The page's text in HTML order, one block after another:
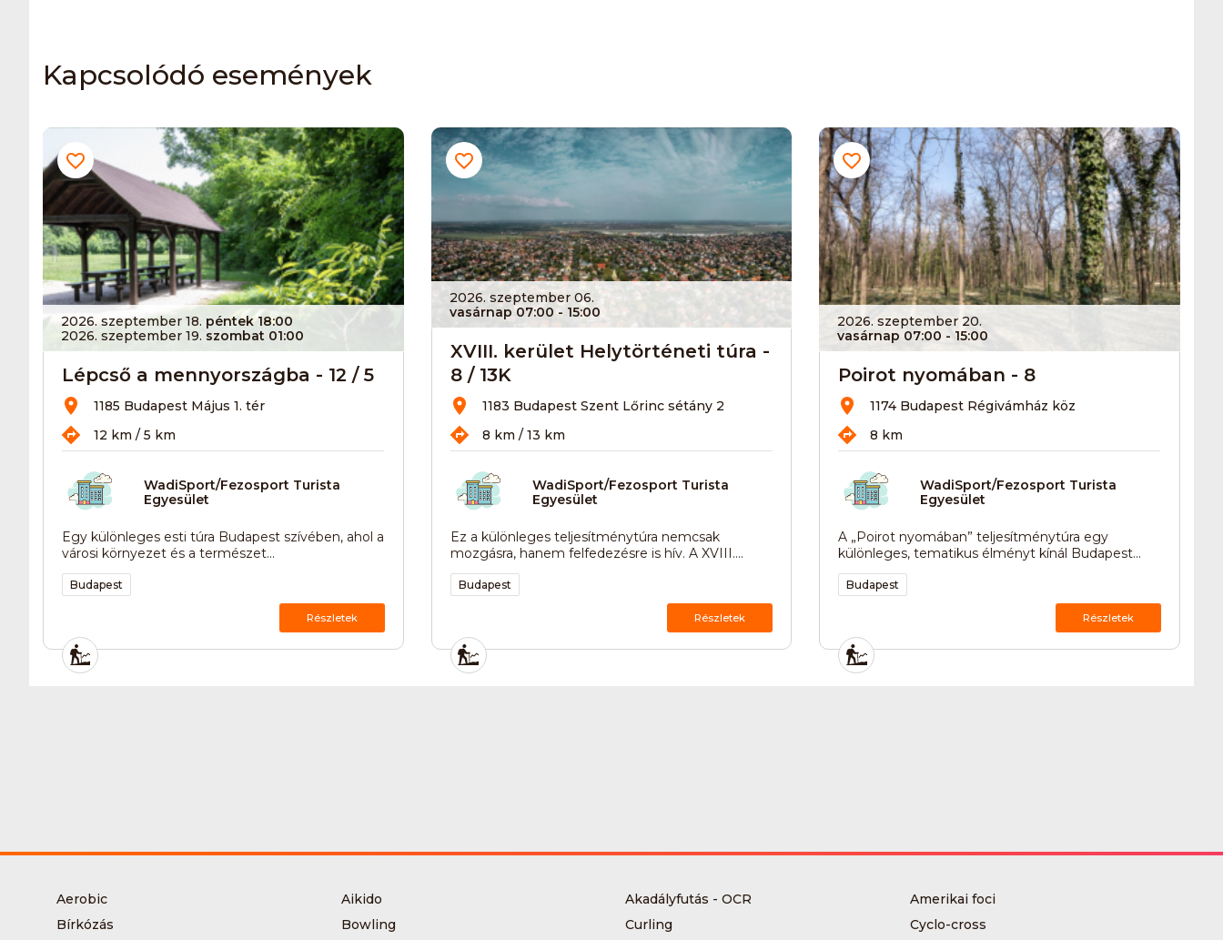
Kapcsolódó események
2026. szeptember 18. péntek 18:00
2026. szeptember 19. szombat 01:00
Lépcső a mennyországba - 12 / 5
1185 Budapest Május 1. tér
12 km / 5 km
WadiSport/Fezosport Turista
Egyesület
Egy különleges esti túra Budapest szívében, ahol a
városi környezet és a természet...
Budapest
Részletek
2026. szeptember 06.
vasárnap 07:00 - 15:00
XVIII. kerület Helytörténeti túra -
8 / 13K
1183 Budapest Szent Lőrinc sétány 2
8 km / 13 km
WadiSport/Fezosport Turista
Egyesület
Ez a különleges teljesítménytúra nemcsak
mozgásra, hanem felfedezésre is hív. A XVIII....
Budapest
Részletek
2026. szeptember 20.
vasárnap 07:00 - 15:00
Poirot nyomában - 8
1174 Budapest Régivámház köz
8 km
WadiSport/Fezosport Turista
Egyesület
A „Poirot nyomában” teljesítménytúra egy
különleges, tematikus élményt kínál Budapest...
Budapest
Részletek
Aerobic Aikido Akadályfutás - OCR
Amerikai foci
Bírkózás
Bowling Curling
Cyclo-cross